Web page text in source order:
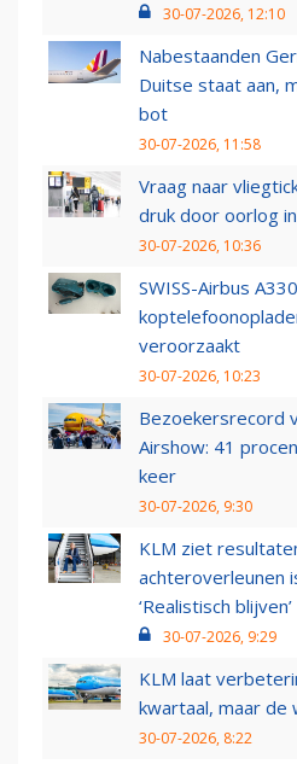
30-07-2026, 12:10
Nabestaanden
Duitse staat aan,
bot
30-07-2026, 11:58
Vraag naar
druk door oorlog
30-07-2026, 10:36
SWISS-Airbus
veroorzaakt
30-07-2026, 10:23
Bezoekersrecord
Airshow: 41
keer
30-07-2026, 9:30
KLM ziet
achteroverleunen
‘Realistisch blijven’
30-07-2026, 9:29
KLM laat
kwartaal, maar de
30-07-2026, 8:22